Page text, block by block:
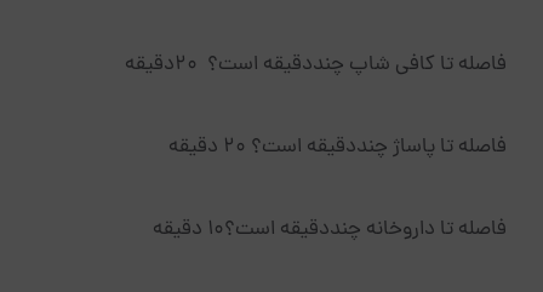
فاصله تا کافی شاپ چنددقیقه است؟ 20دقیقه
فاصله تا پاساژ چنددقیقه است؟ 20 دقیقه
فاصله تا داروخانه چنددقیقه است؟10 دقیقه